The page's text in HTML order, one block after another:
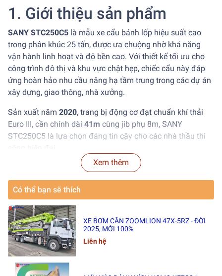
1. Giới thiệu sản phẩm
SANY STC250C5 là mẫu xe cẩu bánh lốp hiệu suất cao
trong phân khúc 25 tấn, được ưa chuộng nhờ khả năng
vận hành linh hoạt và độ bền cao. Với thiết kế tối ưu cho
công trình đô thị và khu vực chật hẹp, chiếc cẩu này đáp
ứng hoàn hảo nhu cầu nâng hạ tầm trung trong các dự án
xây dựng, giao thông, nhà xưởng.
Sản xuất năm 2020, trang bị động cơ đạt chuẩn khí thải
Euro III, cần chính dài 41m cùng jib phụ 8m, SANY
STC250C5 là lựa chọn đáng tin cậy cho các nhà thầu thi
công hiện đại.
2. Thông tin chung
Model: SANY STC250C5
Loại:Cẩu bánh lốp tải trọng 25 tấn
Năm sản xuất: 2020
Tình trạng:Đã qua sử dụng, chất lượng ổn định
Hệ thống dẫn động:
Xem thêm
Có thể bạn sẽ thích
XE BƠM CẦN ZOOMLION 47X-5RZ - ĐỜI
2025, MỚI 100%
Liên hệ